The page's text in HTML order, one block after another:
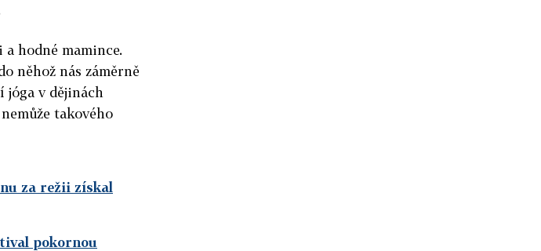
hodné mamince.
něhož nás záměrně
jóga v dějinách
takového
za režii získal
pokornou